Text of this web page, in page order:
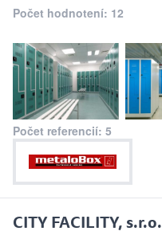
Počet hodnotení: 12
Počet referencií: 5
CITY FACILITY, s.r.o.